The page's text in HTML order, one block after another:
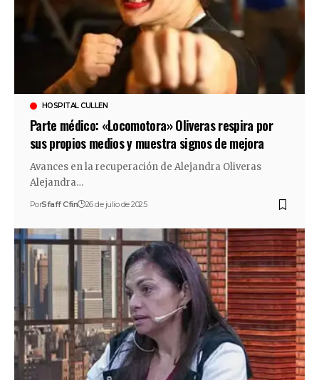
HOSPITAL CULLEN
Parte médico: «Locomotora» Oliveras respira por
sus propios medios y muestra signos de mejora
Avances en la recuperación de Alejandra Oliveras
Alejandra…
PorSfaff Cfin 26 de julio de 2025